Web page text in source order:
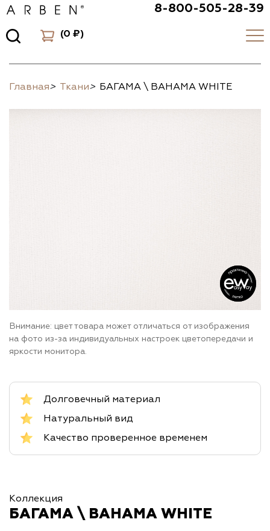
8-800-505-28-39
(0 ₽)
Главная> Ткани> БАГАМА \ BAHAMA WHITE
Внимание: цвет товара может отличаться от изображения
на фото из-за индивидуальных настроек цветопередачи и
яркости монитора.
Долговечный материал
Натуральный вид
Качество проверенное временем
Коллекция
БАГАМА \ BAHAMA WHITE